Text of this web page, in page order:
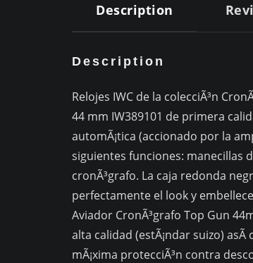
Description
Description
Relojes IWC de la colecciÃ³n
44 mm IW389101 de primera
automÃ¡tica (accionado por la
siguientes funciones: manecillas
cronÃ³grafo. La caja redonda
perfectamente el look y
Aviador CronÃ³grafo Top Gun
alta calidad (estÃ¡ndar suizo)
mÃ¡xima protecciÃ³n contra